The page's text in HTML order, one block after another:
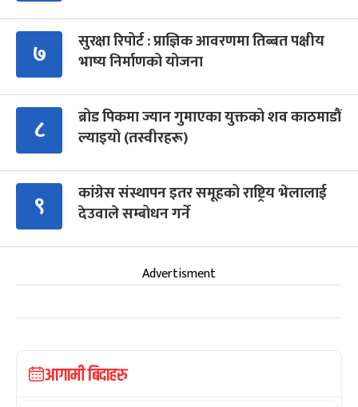
७
सुरक्षा रिपोर्ट : प्राज्ञिक आवरणमा तिब्बत पक्षीय
भाष्य निर्माणको योजना
८
ब्रोड पिकमा ज्यान गुमाएका युक्तको शव काठमाडौं
ल्याइयो (तस्वीरहरू)
९
कांग्रेस संस्थापन इतर समूहको राष्ट्रिय भेलालाई
देउवाले सम्बोधन गर्ने
Advertisment
आगामी बिदाहरु